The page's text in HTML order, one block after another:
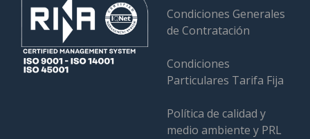
Condiciones Generales
de Contratación
Condiciones
Particulares Tarifa Fija
Política de calidad y
medio ambiente y PRL